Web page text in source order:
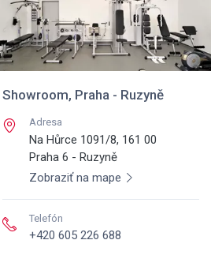
Showroom, Praha - Ruzyně
Adresa
Na Hůrce 1091/8, 161 00
Praha 6 - Ruzyně
Zobraziť na mape
Telefón
+420 605 226 688